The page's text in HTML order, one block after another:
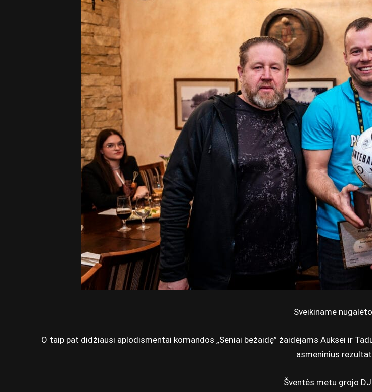
Sveikiname
O taip pat didžiausi aplodismentai komandos „Seniai bežaidę” žaidėjams Auksei ir
asmeninius
Šventės metu grojo